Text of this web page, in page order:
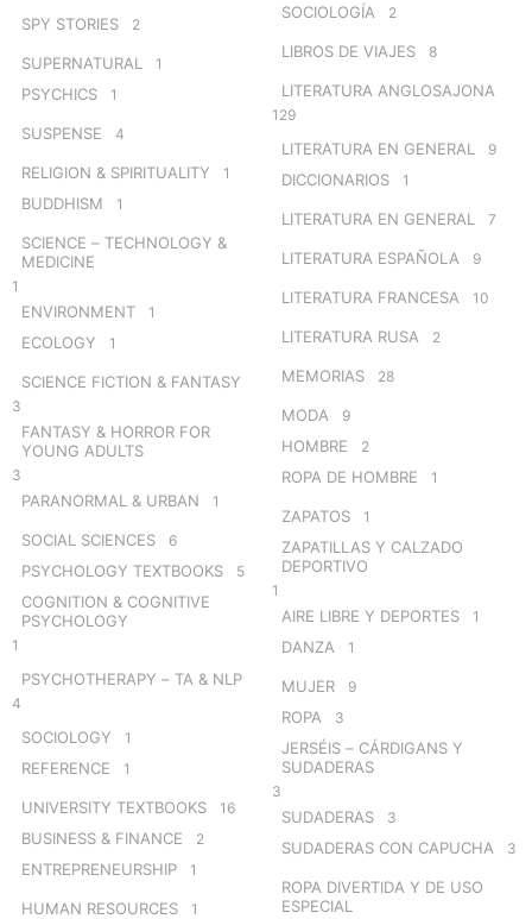
SPY STORIES 2
SUPERNATURAL 1
PSYCHICS 1
SUSPENSE 4
RELIGION & SPIRITUALITY 1
BUDDHISM 1
SCIENCE – TECHNOLOGY &
MEDICINE
1
ENVIRONMENT 1
ECOLOGY 1
SCIENCE FICTION & FANTASY
3
FANTASY & HORROR FOR
YOUNG ADULTS
3
PARANORMAL & URBAN 1
SOCIAL SCIENCES 6
PSYCHOLOGY TEXTBOOKS 5
COGNITION & COGNITIVE
PSYCHOLOGY
1
PSYCHOTHERAPY – TA & NLP
4
SOCIOLOGY 1
REFERENCE 1
UNIVERSITY TEXTBOOKS 16
BUSINESS & FINANCE 2
ENTREPRENEURSHIP 1
HUMAN RESOURCES 1
SOCIOLOGÍA 2
LIBROS DE VIAJES 8
LITERATURA ANGLOSAJONA
129
LITERATURA EN GENERAL 9
DICCIONARIOS 1
LITERATURA EN GENERAL 7
LITERATURA ESPAÑOLA 9
LITERATURA FRANCESA 10
LITERATURA RUSA 2
MEMORIAS 28
MODA 9
HOMBRE 2
ROPA DE HOMBRE 1
ZAPATOS 1
ZAPATILLAS Y CALZADO
DEPORTIVO
1
AIRE LIBRE Y DEPORTES 1
DANZA 1
MUJER 9
ROPA 3
JERSÉIS – CÁRDIGANS Y
SUDADERAS
3
SUDADERAS 3
SUDADERAS CON CAPUCHA 3
ROPA DIVERTIDA Y DE USO
ESPECIAL